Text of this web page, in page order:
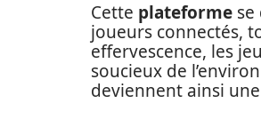
Cette plateforme
joueurs connectés,
effervescence, les
soucieux de
deviennent ainsi